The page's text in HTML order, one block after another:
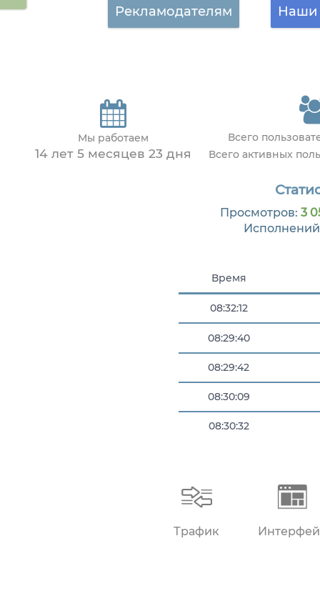
Рекламодателям Наши
Мы работаем
14 лет 5 месяцев 23 дня
Всего
Всего активных
Просмотров:3
Время
08:32:27
08:32:12
08:29:40
08:29:42
08:30:09
Трафик